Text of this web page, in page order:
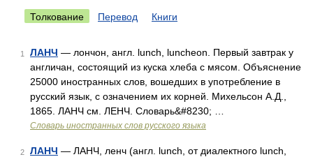
Толкование Перевод Книги
1 ЛАНЧ — лончон, англ. lunch, luncheon. Первый завтрак у
англичан, состоящий из куска хлеба с мясом. Объяснение
25000 иностранных слов, вошедших в употребление в
русский язык, с означением их корней. Михельсон А.Д.,
1865. ЛАНЧ см. ЛЕНЧ. Словарь&#8230; …
Словарь иностранных слов русского языка
2 ЛАНЧ — ЛАНЧ, ленч (англ. lunch, от диалектного lunch,